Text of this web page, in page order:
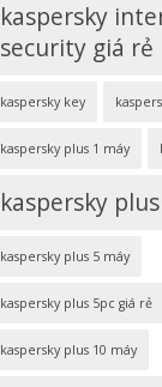
kaspersky
security giá rẻ
kaspersky key
kaspersky plus 1 máy
kaspersky
kaspersky plus 5 máy
kaspersky plus 5pc giá rẻ
kaspersky plus 10 máy